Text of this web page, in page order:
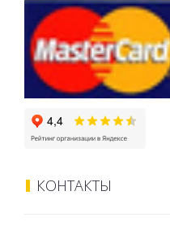
КОНТАКТЫ